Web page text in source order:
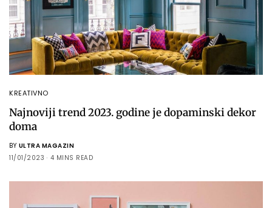
KREATIVNO
Najnoviji trend 2023. godine je dopaminski dekor
doma
BY ULTRA MAGAZIN
11/01/2023
4 MINS READ